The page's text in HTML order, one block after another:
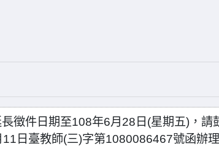
徵件日期至108年6月28日(星期五)，請
日臺教師(三)字第1080086467號函辦